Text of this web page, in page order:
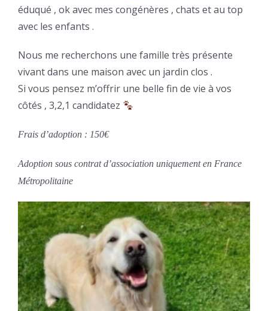
éduqué , ok avec mes congénères , chats et au top
avec les enfants .
Nous me recherchons une famille très présente
vivant dans une maison avec un jardin clos .
Si vous pensez m’offrir une belle fin de vie à vos
côtés , 3,2,1 candidatez
Frais d’adoption : 150€
Adoption sous contrat d’association uniquement en France
Métropolitaine